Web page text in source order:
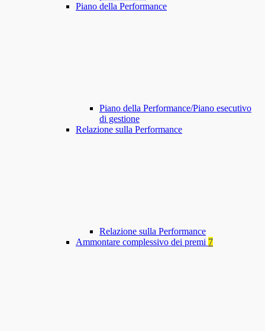
Piano della Performance
Piano della Performance/Piano esecutivo
di gestione
Relazione sulla Performance
Relazione sulla Performance
Ammontare complessivo dei premi 7